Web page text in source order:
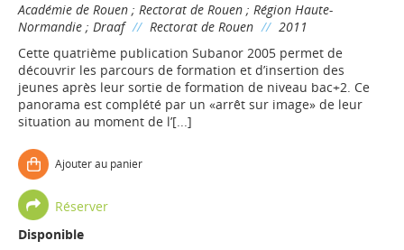
Académie de Rouen ; Rectorat de Rouen ; Région Haute-
Normandie ; Draaf // Rectorat de Rouen // 2011
Cette quatrième publication Subanor 2005 permet de
découvrir les parcours de formation et d’insertion des
jeunes après leur sortie de formation de niveau bac+2. Ce
panorama est complété par un «arrêt sur image» de leur
situation au moment de l’[...]
Ajouter au panier
Réserver
Disponible